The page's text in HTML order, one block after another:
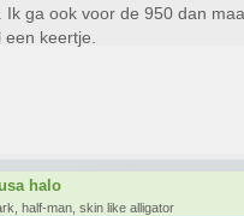
Ik ga ook voor de 950 dan
keertje.
halo
half-man, skin like alligator